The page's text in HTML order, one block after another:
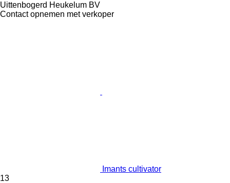
Uittenbogerd Heukelum BV
Contact opnemen met verkoper
Imants cultivator
13